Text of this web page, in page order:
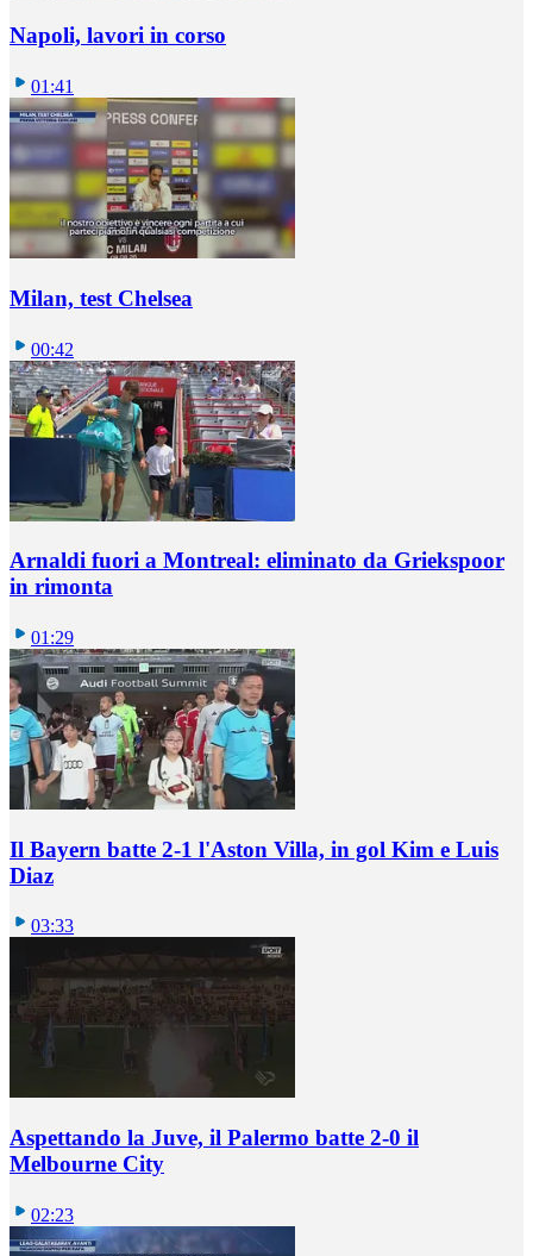
Napoli, lavori in corso
01:41
Milan, test Chelsea
00:42
Arnaldi fuori a Montreal: eliminato da Griekspoor
in rimonta
01:29
Il Bayern batte 2-1 l'Aston Villa, in gol Kim e Luis
Diaz
03:33
Aspettando la Juve, il Palermo batte 2-0 il
Melbourne City
02:23